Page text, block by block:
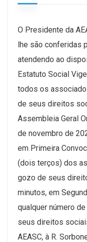
O Presidente da
lhe são conferidas
atendendo ao
Estatuto Social
todos os
de seus direitos
Assembleia Geral
de novembro de
em Primeira
(dois terços) dos
gozo de seus
minutos, em
qualquer número
seus direitos
AEASC, à R.